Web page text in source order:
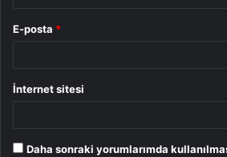
E-posta *
İnternet sitesi
Daha sonraki yorumlarımda